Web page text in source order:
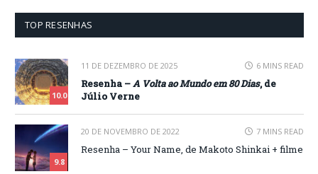
TOP RESENHAS
10.0
11 DE DEZEMBRO DE 2025 6 MINS READ
Resenha –A Volta ao Mundo em 80 Dias, de
Júlio Verne
9.8
20 DE NOVEMBRO DE 2022 7 MINS READ
Resenha – Your Name, de Makoto Shinkai + filme